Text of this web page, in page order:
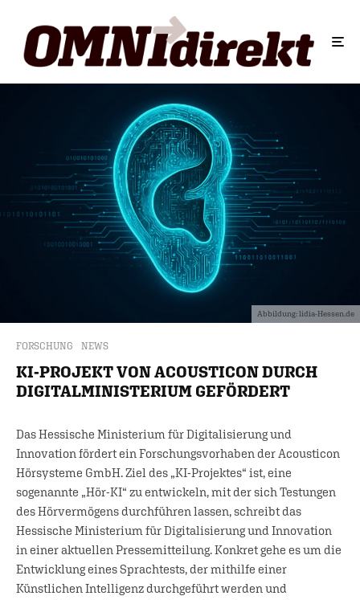
Abbildung: lidia-Hessen.de
FORSCHUNG NEWS
KI-PROJEKT VON ACOUSTICON DURCH
DIGITALMINISTERIUM GEFÖRDERT
Das Hessische Ministerium für Digitalisierung und
Innovation fördert ein Forschungsvorhaben der Acousticon
Hörsysteme GmbH. Ziel des „KI-Projektes“ ist, eine
sogenannte „Hör-KI“ zu entwickeln, mit der sich Testungen
des Hörvermögens durchführen lassen, schreibt das
Hessische Ministerium für Digitalisierung und Innovation
in einer aktuellen Pressemitteilung. Konkret gehe es um die
Entwicklung eines Sprachtests, der mithilfe einer
Künstlichen Intelligenz durchgeführt werden und